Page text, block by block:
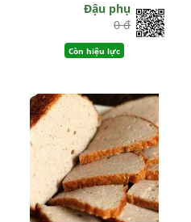
Đậu phụ
0 đ
Còn hiệu lực